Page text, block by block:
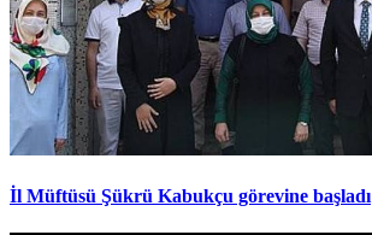
İl Müftüsü Şükrü Kabukçu görevine başladı